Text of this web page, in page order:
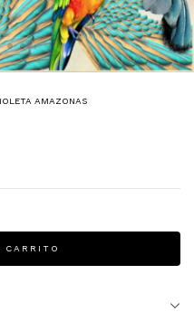
AMAZONAS